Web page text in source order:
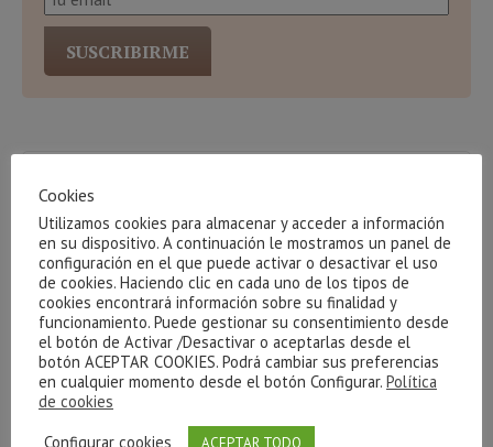
ÚLTIMOS ARTÍCULOS
Comunicado público del equipo de BeautyHouse
¡¡¡Sorteo!!!
Microneedling ¡Por fin has llegado!
Cookies
Utilizamos cookies para almacenar y acceder a información
en su dispositivo. A continuación le mostramos un panel de
configuración en el que puede activar o desactivar el uso
de cookies. Haciendo clic en cada uno de los tipos de
cookies encontrará información sobre su finalidad y
funcionamiento. Puede gestionar su consentimiento desde
el botón de Activar /Desactivar o aceptarlas desde el
botón ACEPTAR COOKIES. Podrá cambiar sus preferencias
en cualquier momento desde el botón Configurar. Política
de cookies
Configurar cookies
ACEPTAR TODO